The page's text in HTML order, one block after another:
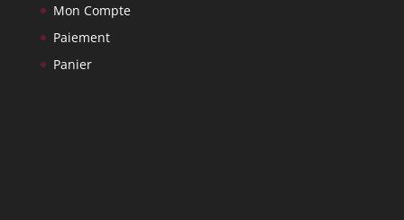
Mon Compte
Paiement
Panier